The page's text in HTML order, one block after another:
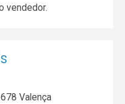
vendedor.
Valença